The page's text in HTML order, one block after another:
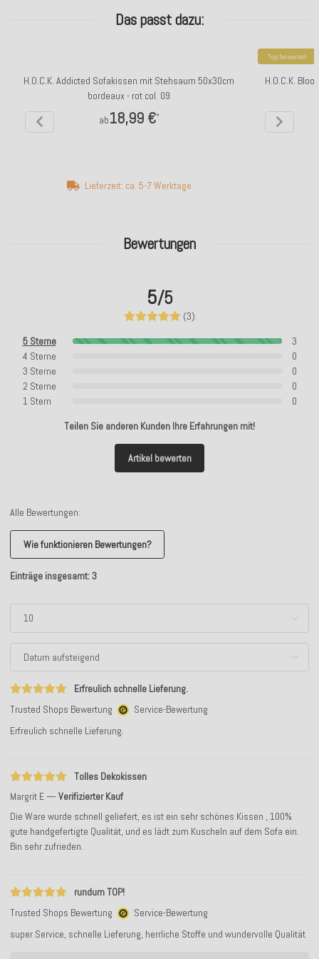
Bewertungen
5/5
(3)
5 Sterne
3
4 Sterne
0
3 Sterne
0
2 Sterne
0
1 Stern
0
Teilen Sie anderen Kunden Ihre Erfahrungen mit!
Artikel bewerten
Alle Bewertungen:
Wie funktionieren Bewertungen?
Einträge insgesamt: 3
Erfreulich schnelle Lieferung.
Trusted Shops Bewertung
Service-Bewertung
Erfreulich schnelle Lieferung.
Tolles Dekokissen
Margrit E
Verifizierter Kauf
Die Ware wurde schnell geliefert, es ist ein sehr schönes Kissen , 100%
gute handgefertigte Qualität, und es lädt zum Kuscheln auf dem Sofa ein.
Bin sehr zufrieden.
rundum TOP!
Trusted Shops Bewertung
Service-Bewertung
super Service, schnelle Lieferung, herrliche Stoffe und wundervolle Qualität
Das passt dazu:
H.O.C.K. Addicted Sofakissen mit Stehsaum 50x30cm
bordeaux - rot col. 09
ab18,99 €*
Lieferzeit: ca. 5-7 Werktage
Top bewertet
H.O.C.K.